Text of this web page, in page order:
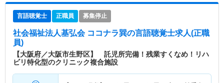
言語聴覚士 正職員 募集停止
社会福祉法人基弘会 ココナラ巽の言語聴覚士求人(正職
員)
【大阪府／大阪市生野区】 託児所完備！残業すくなめ！リハ
ビリ特化型のクリニック複合施設